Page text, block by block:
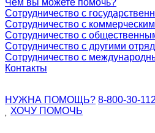
Чем вы можете помочь?
Сотрудничество с
Сотрудничество с
Сотрудничество с
Сотрудничество с другими
Сотрудничество с
Контакты
НУЖНА ПОМОЩЬ? 8-800-30-
ХОЧУ ПОМОЧЬ